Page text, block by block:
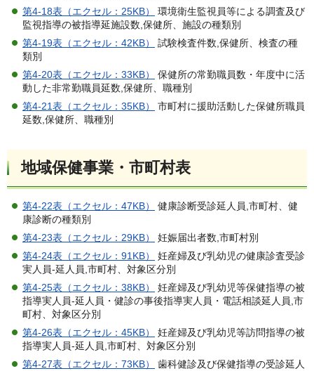
第4-18表（エクセル：25KB）
環境衛生監視員等による調査及び
監視指導の被指導延施設数,保健所、施設の種類別
第4-19表（エクセル：42KB）
試験検査件数,保健所、検査の種
類別
第4-20表（エクセル：33KB）
保健所の常勤職員数・年度中に活
動した非常勤職員延数,保健所、職種別
第4-21表（エクセル：35KB）
市町村に援助活動した保健所職員
延数,保健所、職種別
地域保健事業・市町村表
第4-22表（エクセル：47KB）
健康診断受診延人員,市町村、健
康診断の種類別
第4-23表（エクセル：29KB）
妊娠届出者数,市町村別
第4-24表（エクセル：91KB）
妊産婦及び乳幼児の健康診査受診
実人員-延人員,市町村、対象区分別
第4-25表（エクセル：38KB）
妊産婦及び乳幼児等保健指導の被
指導実人員-延人員・健診の事後指導実人員・電話相談延人員,市
町村、対象区分別
第4-26表（エクセル：45KB）
妊産婦及び乳幼児等訪問指導の被
指導実人員-延人員,市町村、対象区分別
第4-27表（エクセル：73KB）
歯科健診及び保健指導の受診延人